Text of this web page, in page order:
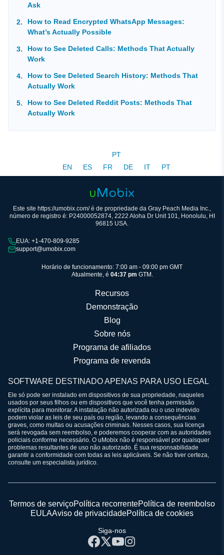
Ask
How to Read Encrypted WhatsApp Messages:
What’s Actually Possible
How to See Deleted Calls: Methods That Actually
Work
How to See Deleted Search History: Methods That
Actually Work
How to See Deleted Reddit Posts: Methods That
Actually Work
PT
EN
ES FR DE IT PT
Este site https://umobix.com/ é de propriedade da Gray Peach Media Inc.,
número de registro é: P24000052874, 2222 Aloha Dr Unit 101, Honolulu, HI
96815 USA.
EUA: +1-470-809-9285
support@umobix.com
Horário de funcionamento: 7:00 am - 09:00 pm GMT
Atualmente, é 04:37 pm GTM.
Recursos
Demonstração
Blog
Sobre nós
Programa de afiliados
Programa de revenda
SOFTWARE DESTINADO APENAS PARA USO LEGAL
Ele só pode ser instalado em dispositivos de sua propriedade, naqueles
usados por seus filhos ou em dispositivos que você tenha permissão
explícita para monitorar. A instalação não autorizada ou o uso indevido
podem violar as leis de seu país ou região, levando a consequências
graves, como multas ou acusações criminais. Nesses casos, sua licença
será revogada sem reembolso, e poderemos cooperar com as autoridades
policiais conforme necessário. O uMobix não é responsável por quaisquer
problemas resultantes de uso não autorizado. É sua responsabilidade
garantir a conformidade com todas as leis aplicáveis. Se não tiver certeza,
consulte um especialista jurídico.
Termos de serviçoPolítica recorrentePolítica de reembolso
EULAAviso de privacidadePolítica de cookies
Siga-nos